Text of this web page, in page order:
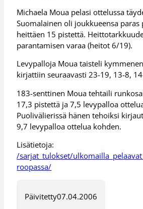
Michaela Moua pelasi ottelussa
Suomalainen oli joukkueensa paras
heittäen 15 pistettä.
parantamisen varaa (heitot 6/19).
Levypalloja Moua taisteli
kirjattiin seuraavasti 23-19, 13-8,
183-senttinen Moua tehtaili
17,3 pistettä ja 7,5 levypalloa
Puolivälierissä hänen tehoiksi
9,7 levypalloa ottelua kohden.
Lisätietoja:
/sarjat_tulokset/
roopassa/
Päivitetty07.04.2006